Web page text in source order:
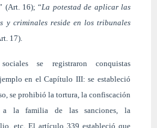
(Art. 16); “La potestad de aplicar las
y criminales reside en los tribunales
17).
se registraron conquistas
en el Capítulo III: se estableció
se prohibió la tortura, la confiscación
a la familia de las sanciones, la
etc. El artículo 339 estableció que